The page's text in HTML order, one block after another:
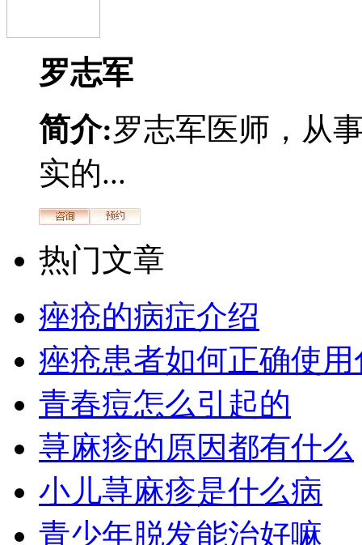
罗志军
简介:罗志军医师，从
实的...
热门文章
痤疮的病症介绍
痤疮患者如何正确使
青春痘怎么引起的
荨麻疹的原因都有什么
小儿荨麻疹是什么病
青少年脱发能治好嘛